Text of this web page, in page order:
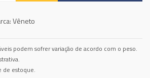
Vêneto
podem sofrer variação de acordo com o peso.
de estoque.